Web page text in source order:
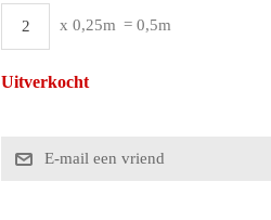
x 0,25m = 0,5m
Uitverkocht